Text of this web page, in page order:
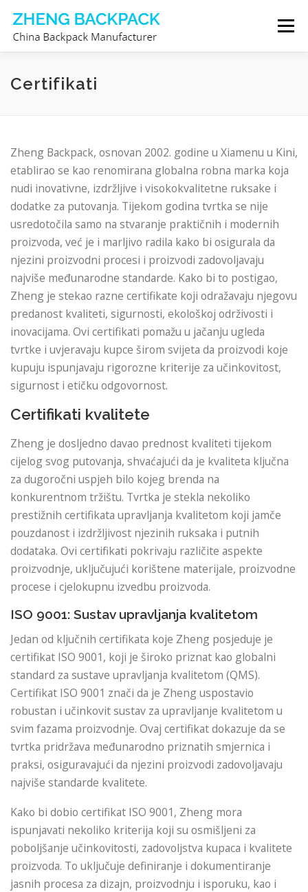
sadržaj
PROIZVOĐAČ RUKSAKA
Certifikati
Zheng Backpack, osnovan 2002. godine u Xiamenu u Kini,
etablirao se kao renomirana globalna robna marka koja
nudi inovativne, izdržljive i visokokvalitetne ruksake i
dodatke za putovanja. Tijekom godina tvrtka se nije
usredotočila samo na stvaranje praktičnih i modernih
proizvoda, već je i marljivo radila kako bi osigurala da
njezini proizvodni procesi i proizvodi zadovoljavaju
najviše međunarodne standarde. Kako bi to postigao,
Zheng je stekao razne certifikate koji odražavaju njegovu
predanost kvaliteti, sigurnosti, ekološkoj održivosti i
inovacijama. Ovi certifikati pomažu u jačanju ugleda
tvrtke i uvjeravaju kupce širom svijeta da proizvodi koje
kupuju ispunjavaju rigorozne kriterije za učinkovitost,
sigurnost i etičku odgovornost.
Certifikati kvalitete
Zheng je dosljedno davao prednost kvaliteti tijekom
cijelog svog putovanja, shvaćajući da je kvaliteta ključna
za dugoročni uspjeh bilo kojeg brenda na
konkurentnom tržištu. Tvrtka je stekla nekoliko
prestižnih certifikata upravljanja kvalitetom koji jamče
pouzdanost i izdržljivost njezinih ruksaka i putnih
dodataka. Ovi certifikati pokrivaju različite aspekte
proizvodnje, uključujući korištene materijale, proizvodne
procese i cjelokupnu izvedbu proizvoda.
ISO 9001: Sustav upravljanja kvalitetom
Jedan od ključnih certifikata koje Zheng posjeduje je
certifikat ISO 9001, koji je široko priznat kao globalni
standard za sustave upravljanja kvalitetom (QMS).
Certifikat ISO 9001 znači da je Zheng uspostavio
robustan i učinkovit sustav za upravljanje kvalitetom u
svim fazama proizvodnje. Ovaj certifikat dokazuje da se
tvrtka pridržava međunarodno priznatih smjernica i
praksi, osiguravajući da njezini proizvodi zadovoljavaju
najviše standarde kvalitete.
Kako bi dobio certifikat ISO 9001, Zheng mora
ispunjavati nekoliko kriterija koji su osmišljeni za
poboljšanje učinkovitosti, zadovoljstva kupaca i kvalitete
proizvoda. To uključuje definiranje i dokumentiranje
jasnih procesa za dizajn, proizvodnju i isporuku, kao i